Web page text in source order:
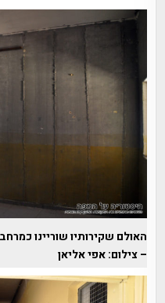
האולם שקירותיו שוריינו
– צילום: אפי אליאן